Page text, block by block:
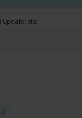
Update: alle